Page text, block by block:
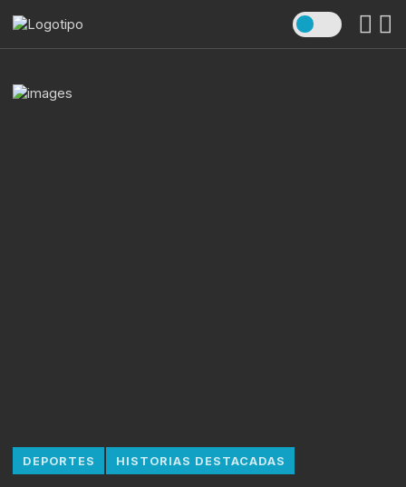
DEPORTES HISTORIAS DESTACADAS